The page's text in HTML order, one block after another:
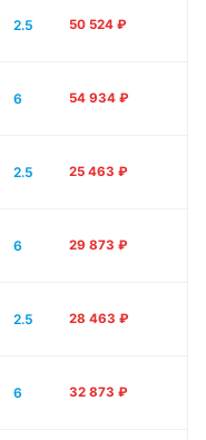
2.5 50 524 ₽
6 54 934 ₽
2.5 25 463 ₽
6 29 873 ₽
2.5 28 463 ₽
6 32 873 ₽